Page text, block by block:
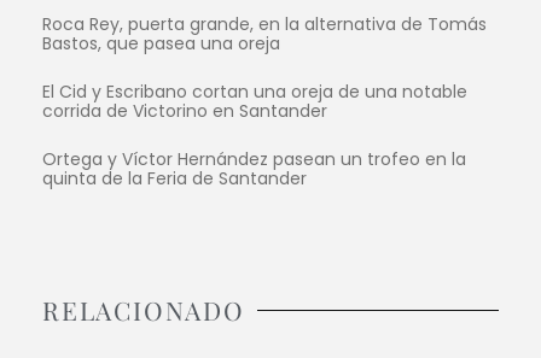
Roca Rey, puerta grande, en la alternativa de Tomás
Bastos, que pasea una oreja
El Cid y Escribano cortan una oreja de una notable
corrida de Victorino en Santander
Ortega y Víctor Hernández pasean un trofeo en la
quinta de la Feria de Santander
RELACIONADO